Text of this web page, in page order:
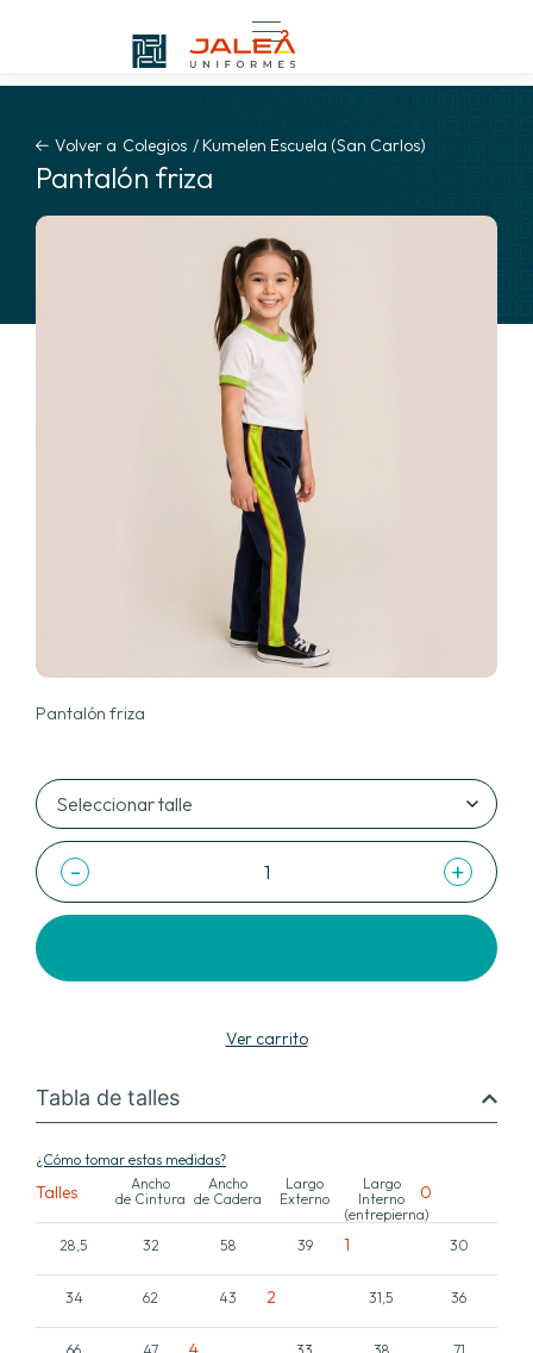
Volver a Colegios /Kumelen Escuela (San Carlos)
Pantalón friza
Pantalón friza
- +
Ver carrito
Tabla de talles
¿Cómo tomar estas medidas?
Talles
Ancho
de Cintura
Ancho
de Cadera
Largo
Externo
Largo
Interno
(entrepierna)
0
28,5 32 58 39 1 30
34 62 43 2 31,5 36